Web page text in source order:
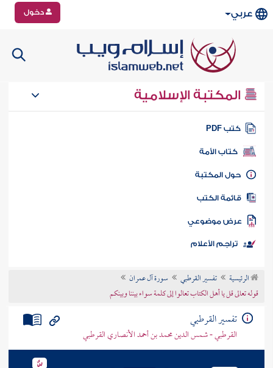
عربي دخول
المكتبة الإسلامية
كتب PDF
كتاب الأمة
المكتبة
الكتب
موضوعي
تراجم الأعلام
الرئيسية تفسير القرطبي
سورة آل عمران
قوله تعالى قل يا أهل الكتاب تعالوا إلى كلمة سواء بيننا وبينكم
تفسير القرطبي
القرطبي - شمس الدين محمد بن أحمد الأنصاري القرطبي